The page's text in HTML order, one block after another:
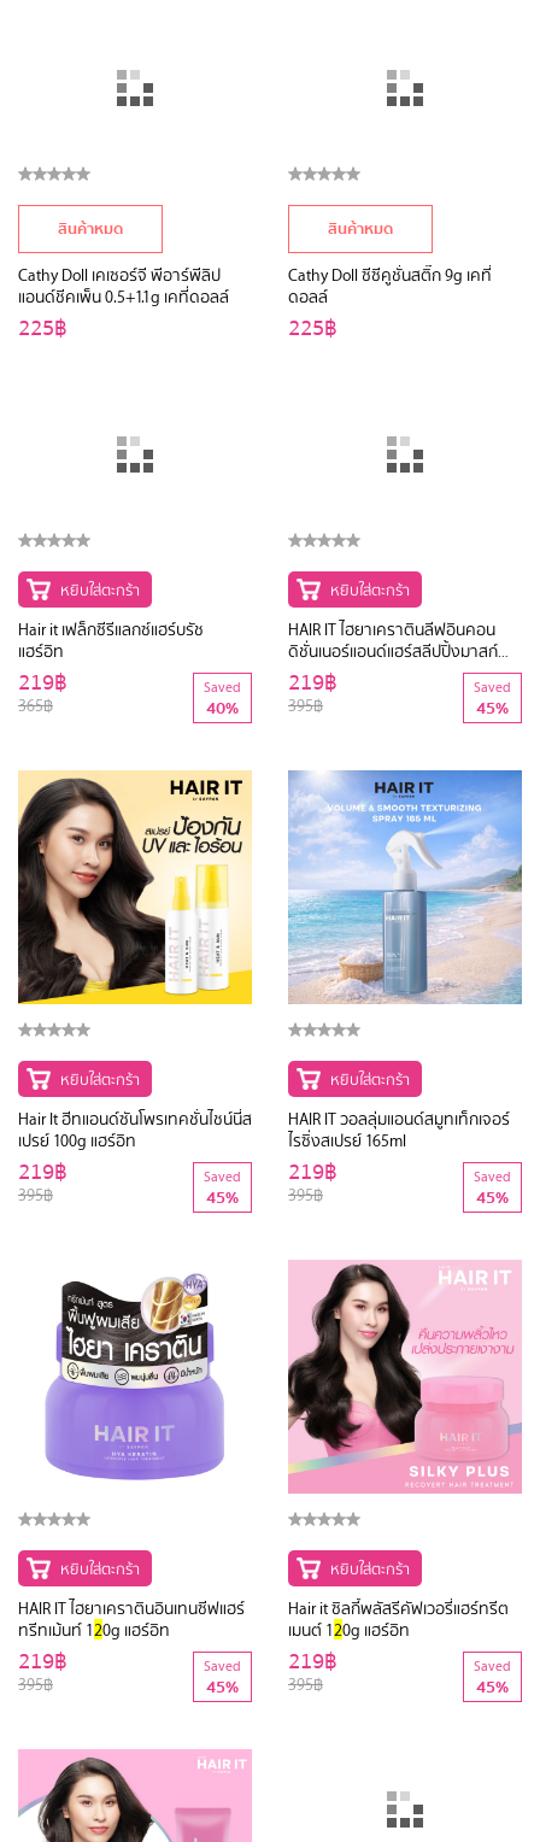
สินค้าหมด
Cathy Doll เคเซอร์จี พีอาร์พีลิป
แอนด์ชีคเพ็น 0.5+1.1g เคที่ดอลล์
225฿
สินค้าหมด
Cathy Doll ซีซีคูชั่นสติ๊ก 9g เคที่
ดอลล์
225฿
หยิบใส่ตะกร้า
Hair it เฟล็กซีรีแลกซ์แฮร์บรัช
แฮร์อิท
365฿
219฿ Saved
40%
หยิบใส่ตะกร้า
HAIR IT ไฮยาเคราตินลีฟอินคอน
ดิชั่นเนอร์แอนด์แฮร์สลีปปิ้งมาสก์
100g แฮร์อิท
395฿
219฿ Saved
45%
หยิบใส่ตะกร้า
Hair It ฮีทแอนด์ซันโพรเทคชั่นไชน์นี่ส
เปรย์ 100g แฮร์อิท
395฿
219฿ Saved
45%
หยิบใส่ตะกร้า
HAIR IT วอลลุ่มแอนด์สมูทเท็กเจอร์
ไรซิ่งสเปรย์ 165ml
395฿
219฿ Saved
45%
หยิบใส่ตะกร้า
HAIR IT ไฮยาเคราตินอินเทนซีฟแฮร์
ทรีทเม้นท์ 120g แฮร์อิท
395฿
219฿ Saved
45%
หยิบใส่ตะกร้า
Hair it ซิลกี้พลัสรีคัฟเวอรี่แฮร์ทรีต
เมนต์ 120g แฮร์อิท
395฿
219฿ Saved
45%